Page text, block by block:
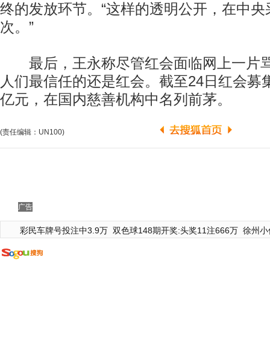
终的发放环节。“这样的透明公开，在中
次。”
最后，王永称尽管红会面临网上一片
人们最信任的还是红会。截至24日红会募
亿元，在国内慈善机构中名列前茅。
(责任编辑：UN100)
广告
彩民车牌号投注中3.9万 双色球148期开奖:头奖11注666万 徐州